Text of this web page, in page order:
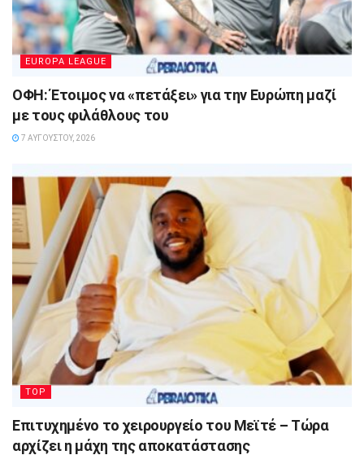
EUROPA LEAGUE
ΟΦΗ: Έτοιμος να «πετάξει» για την Ευρώπη μαζί
με τους φιλάθλους του
7 ΑΥΓΟΎΣΤΟΥ, 2026
TOP
Επιτυχημένο το χειρουργείο του Μεϊτέ – Τώρα
αρχίζει η μάχη της αποκατάστασης